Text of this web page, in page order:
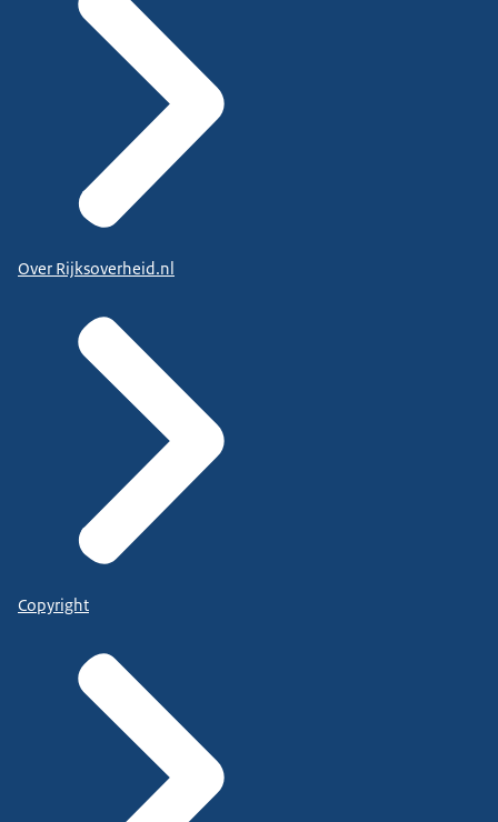
Over Rijksoverheid.nl
Copyright